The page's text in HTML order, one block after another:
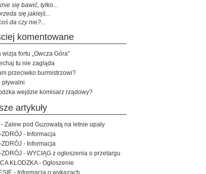
się bawić, tylko...
się jakiejś...
da czy nie?...
komentowane
fortu „Owcza Góra”
tu nie zagląda
przeciwko burmistrzowi?
wejdzie komisarz rządowy?
artykuły
- Zalew pod Guzowatą na letnie upały
ZDRÓJ - Informacja
ZDRÓJ - Informacja
ZDRÓJ - WYCIĄG z ogłoszenia o przetargu
KŁODZKA - Ogłoszenie
- Informacja o wykazach